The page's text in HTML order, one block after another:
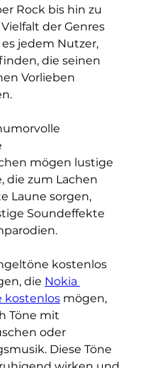
Rock bis hin zu
Vielfalt der Genres
jedem Nutzer,
die seinen
Vorlieben
mögen lustige
die zum Lachen
Laune sorgen,
Soundeffekte
kostenlos
die Nokia
kostenlos mögen,
Töne mit
oder
Diese Töne